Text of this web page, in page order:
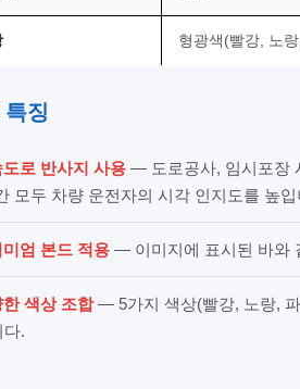
형광색(빨강, 노
징
로 반사지 사용— 도로공사, 임시포장
모두 차량 운전자의 시각 인지도를 높입
엄 본드 적용— 이미지에 표시된 바와
색상 조합— 5가지 색상(빨강, 노랑, 파
다.